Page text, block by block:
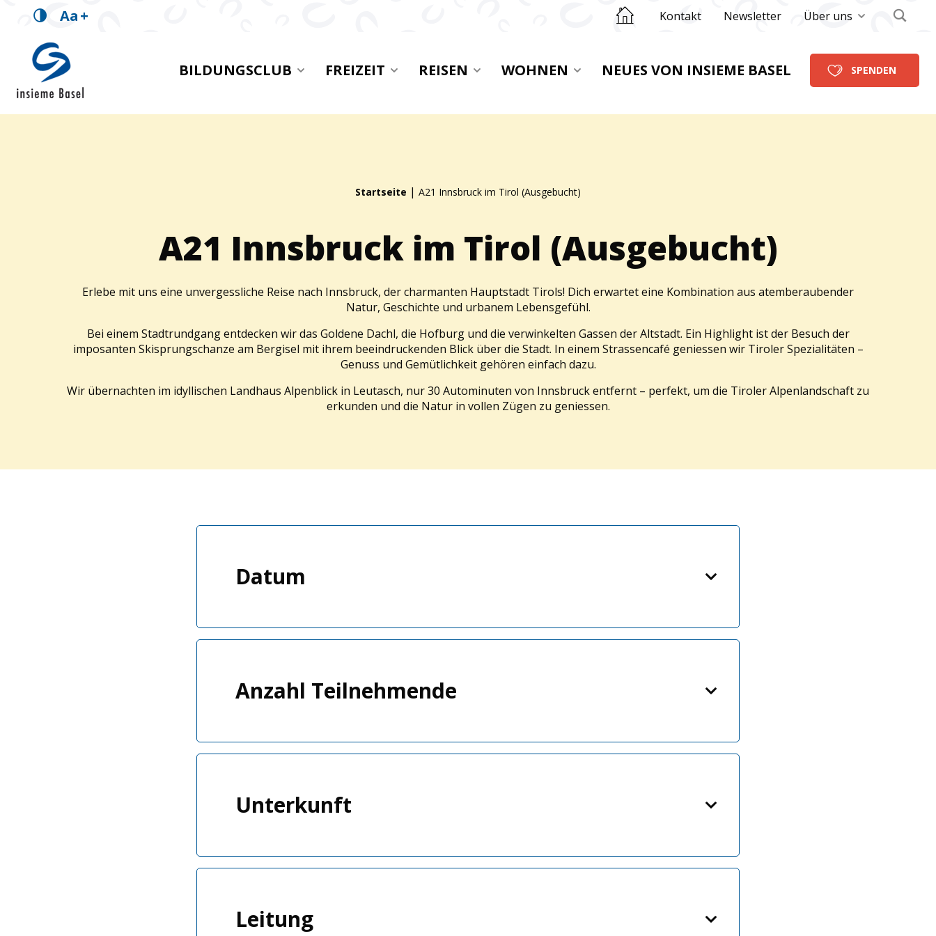
Aa+ Zurück zur Startseite
Kontakt Newsletter Über uns
BILDUNGSCLUB FREIZEIT REISEN WOHNEN NEUES VON INSIEME BASEL SPENDEN
Startseite | A21 Innsbruck im Tirol (Ausgebucht)
A21 Innsbruck im Tirol (Ausgebucht)
Erlebe mit uns eine unvergessliche Reise nach Innsbruck, der charmanten Hauptstadt Tirols! Dich erwartet eine Kombination aus atemberaubender
Natur, Geschichte und urbanem Lebensgefühl.
Bei einem Stadtrundgang entdecken wir das Goldene Dachl, die Hofburg und die verwinkelten Gassen der Altstadt. Ein Highlight ist der Besuch der
imposanten Skisprungschanze am Bergisel mit ihrem beeindruckenden Blick über die Stadt. In einem Strassencafé geniessen wir Tiroler Spezialitäten –
Genuss und Gemütlichkeit gehören einfach dazu.
Wir übernachten im idyllischen Landhaus Alpenblick in Leutasch, nur 30 Autominuten von Innsbruck entfernt – perfekt, um die Tiroler Alpenlandschaft zu
erkunden und die Natur in vollen Zügen zu geniessen.
Datum
Anzahl Teilnehmende
Unterkunft
Leitung